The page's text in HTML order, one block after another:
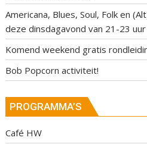
Americana, Blues, Soul, Folk en
deze dinsdagavond van 21-23 uur
Komend weekend gratis
Bob Popcorn activiteit!
PROGRAMMA’S
Café HW